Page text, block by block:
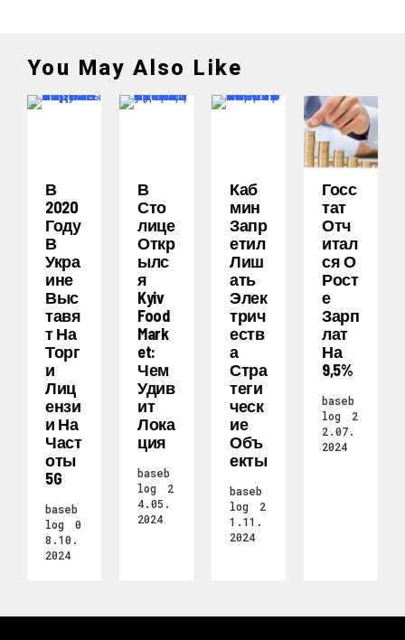
You May Also Like
В
2020
Году
В
Укра
Ине
Выс
Тавя
Т На
Торг
И
Лиц
Ензи
И На
Част
Оты
5G
baseb
log
0
8.10.
2024
В
Сто
Лице
Откр
Ылс
Я
Kyiv
Food
Mark
Et:
Чем
Удив
Ит
Лока
Ция
baseb
log
2
4.05.
2024
Каб
Мин
Запр
Етил
Лиш
Ать
Элек
Трич
Еств
А
Стра
Теги
Ческ
Ие
Объ
Екты
baseb
log
2
1.11.
2024
Госс
Тат
Отч
Итал
Ся О
Рост
Е
Зарп
Лат
На
9,5%
baseb
log
2
2.07.
2024